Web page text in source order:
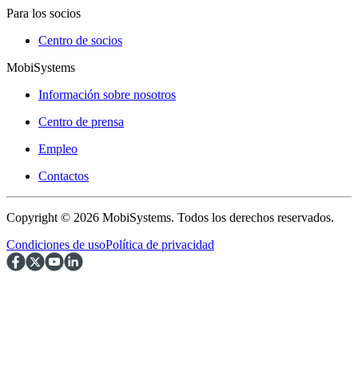
Para los socios
Centro de socios
MobiSystems
Información sobre nosotros
Centro de prensa
Empleo
Contactos
Copyright © 2026 MobiSystems. Todos los derechos reservados.
Condiciones de usoPolítica de privacidad